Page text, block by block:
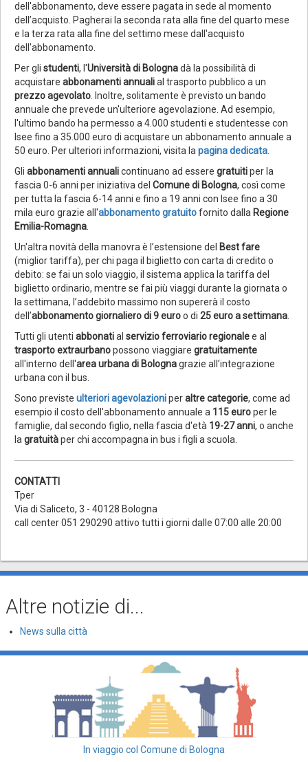
dell'abbonamento, deve essere pagata in sede al momento
dell’acquisto. Pagherai la seconda rata alla fine del quarto mese
e la terza rata alla fine del settimo mese dall'acquisto
dell'abbonamento.
Per gli studenti, l'Università di Bolognadà la possibilità di
acquistare abbonamenti annualial trasporto pubblico a un
prezzo agevolato . Inoltre, solitamente è previsto un bando
annuale che prevede un'ulteriore agevolazione. Ad esempio,
l'ultimo bando ha permesso a 4.000 studenti e studentesse con
Isee fino a 35.000 euro di acquistare un abbonamento annuale a
50 euro. Per ulteriori informazioni, visita la pagina dedicata
Gli abbonamenti annualicontinuano ad essere gratuitiper la
fascia 0-6 anni per iniziativa del Comune di Bologna, così come
per tutta la fascia 6-14 anni e fino a 19 anni con Isee fino a 30
mila euro grazie all'abbonamento gratuitofornito dalla Regione
Emilia-Romagna
Un'altra novità della manovra è l’estensione del Best fare
(miglior tariffa), per chi paga il biglietto con carta di credito o
debito: se fai un solo viaggio, il sistema applica la tariffa del
biglietto ordinario, mentre se fai più viaggi durante la giornata o
la settimana, l’addebito massimo non supererà il costo
dell’abbonamento giornaliero di 9 euroo di 25 euro a settimana
Tutti gli utenti abbonatial servizio ferroviario regionalee al
trasporto extraurbanopossono viaggiare gratuitamente
all'interno dell'area urbana di Bolognagrazie all’integrazione
urbana con il bus.
Sono previste ulteriori agevolazioniperaltre categorie, come ad
esempio il costo dell'abbonamento annuale a 115 europer le
famiglie, dal secondo figlio, nella fascia d'età 19-27 anni, o anche
la gratuitàper chi accompagna in bus i figli a scuola.
CONTATTI
Tper
Via di Saliceto, 3 - 40128 Bologna
call center 051 290290 attivo tutti i giorni dalle 07:00 alle 20:00
Altre notizie di...
News sulla città
In viaggio col Comune di Bologna